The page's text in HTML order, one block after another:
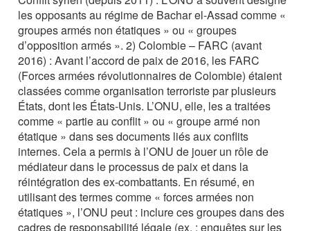
les opposants au régime de Bachar el-Assad comme «
groupes armés non étatiques » ou « groupes
d’opposition armés ». 2) Colombie – FARC (avant
2016) : Avant l’accord de paix de 2016, les FARC
(Forces armées révolutionnaires de Colombie) étaient
classées comme organisation terroriste par plusieurs
États, dont les États-Unis. L’ONU, elle, les a traitées
comme « partie au conflit » ou « groupe armé non
étatique » dans ses documents liés aux conflits
internes. Cela a permis à l’ONU de jouer un rôle de
médiateur dans le processus de paix et dans la
réintégration des ex-combattants. En résumé, en
utilisant des termes comme « forces armées non
étatiques », l’ONU peut : inclure ces groupes dans des
cadres de responsabilité légale (ex. : enquêtes sur les